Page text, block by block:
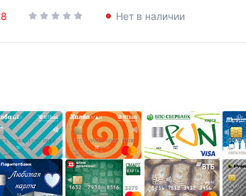
Нет в наличии